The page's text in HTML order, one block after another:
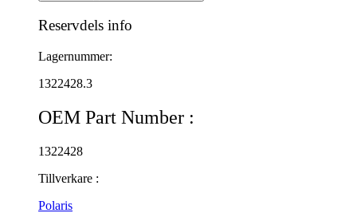
Reservdels info
Lagernummer:
1322428.3
OEM Part Number :
1322428
Tillverkare :
Polaris